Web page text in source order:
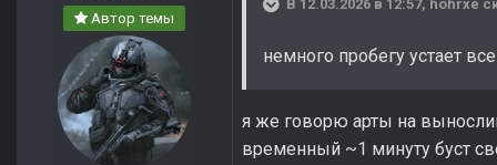
Автор темы
В 12.03.2026 в 12:57, hohrxe
немного пробегу устает
я же говорю арты на
временный ~1 минуту буст